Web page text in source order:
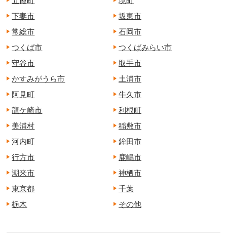
下妻市
坂東市
常総市
石岡市
つくば市
つくばみらい市
守谷市
取手市
かすみがうら市
土浦市
阿見町
牛久市
龍ケ崎市
利根町
美浦村
稲敷市
河内町
鉾田市
行方市
鹿嶋市
潮来市
神栖市
東京都
千葉
栃木
その他